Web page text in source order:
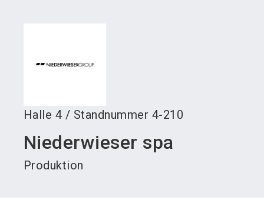
Halle 4 / Standnummer 4-210
Niederwieser spa
Produktion